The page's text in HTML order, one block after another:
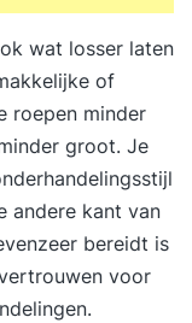
wat losser laten
of
roepen minder
groot. Je
andere kant van
bereidt is
voor